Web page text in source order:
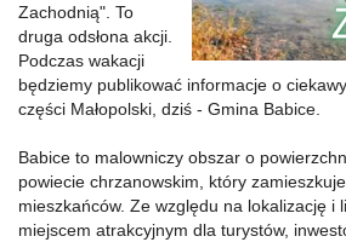
Zachodnią". To
druga odsłona akcji.
Podczas wakacji
będziemy publikować informacje o
części Małopolski, dziś - Gmina Babice.
Babice to malowniczy obszar o
powiecie chrzanowskim, który
mieszkańców. Ze względu na lokalizację i
miejscem atrakcyjnym dla turystów,